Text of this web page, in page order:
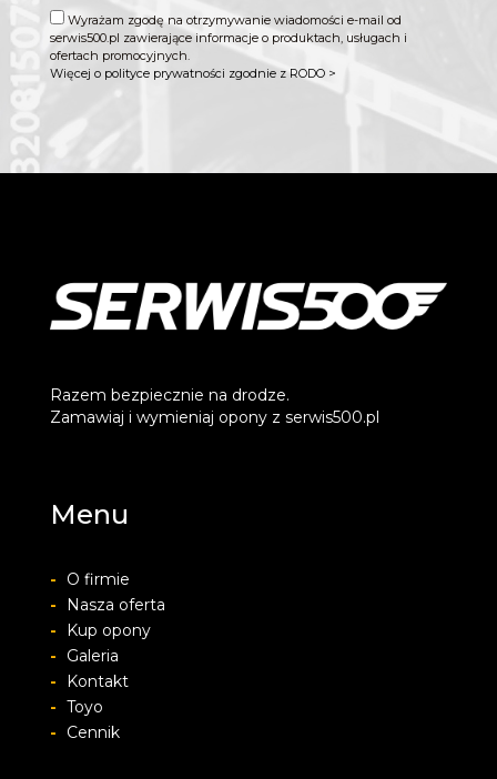
Wyrażam zgodę na otrzymywanie wiadomości e-mail od
serwis500.pl zawierające informacje o produktach, usługach i
ofertach promocyjnych.
Więcej o polityce prywatności zgodnie z RODO >
Razem bezpiecznie na drodze.
Zamawiaj i wymieniaj opony z serwis500.pl
Menu
-
O firmie
-
Nasza oferta
-
Kup opony
-
Galeria
-
Kontakt
- Toyo
-
Cennik